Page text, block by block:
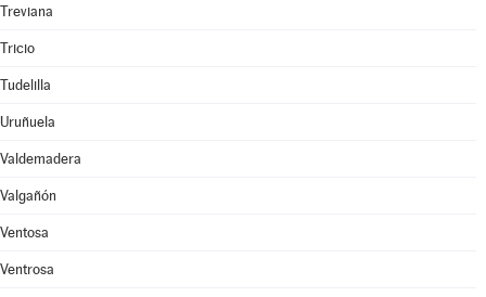
Treviana
Tricio
Tudelilla
Uruñuela
Valdemadera
Valgañón
Ventosa
Ventrosa